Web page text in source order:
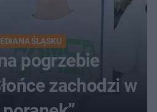
NA ŚLĄSKU
pogrzebie
zachodzi w